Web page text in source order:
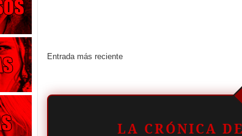
Entrada más reciente
LA CRÓNICA